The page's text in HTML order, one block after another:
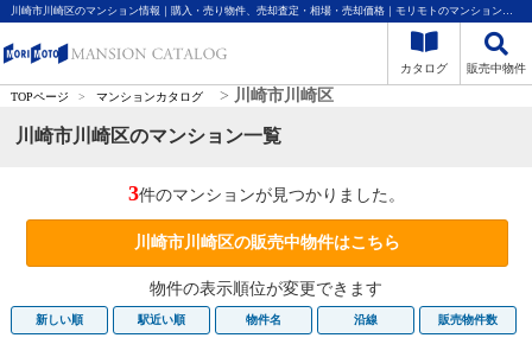
川崎市川崎区のマンション情報｜購入・売り物件、売却査定・相場・売却価格｜モリモトのマンションカタログ
カタログ 販売中物件
TOPページ > マンションカタログ > 川崎市川崎区
川崎市川崎区のマンション一覧
3件のマンションが見つかりました。
川崎市川崎区の販売中物件はこちら
物件の表示順位が変更できます
新しい順 駅近い順 物件名 沿線 販売物件数